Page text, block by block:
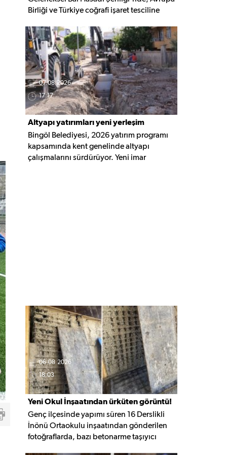
Birliği ve Türkiye coğrafi işaret tesciline
gerçekleştirildi. Programa YÖKAK Başkanı
Prof. Dr. Ümit Kocabıçak ile çok sayıda
kurum temsilcisi katıldı.
07.08.2026
17:17
Altyapı yatırımları yeni yerleşim
alanlarına taşınıyor
Bingöl Belediyesi, 2026 yatırım programı
kapsamında kent genelinde altyapı
çalışmalarını sürdürüyor. Yeni imar
06.08.2026
18:03
Yeni Okul İnşaatından ürküten görüntü!
Genç ilçesinde yapımı süren 16 Derslikli
İnönü Ortaokulu inşaatından gönderilen
fotoğraflarda, bazı betonarme taşıyıcı